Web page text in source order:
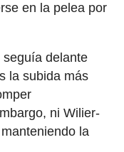
en la pelea por
seguía delante
la subida más
ni Wilier-
la